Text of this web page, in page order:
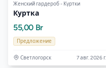
Женский гардероб - Куртки
Куртка
55,00 Br
Предложение
Светлогорск 7 авг. 2026 г.